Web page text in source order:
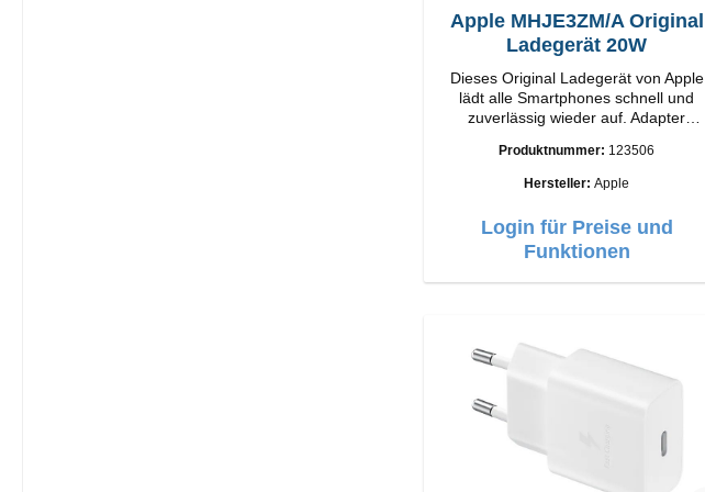
Apple MHJE3ZM/A Original
Ladegerät 20W
Dieses Original Ladegerät von Apple
lädt alle Smartphones schnell und
zuverlässig wieder auf. Adapter
Verarbeitung Anschlüsse: USB-C
Output: 20W Farbe: Weiss
Produktnummer: 123506
Hersteller:Apple
Login für Preise und
Funktionen